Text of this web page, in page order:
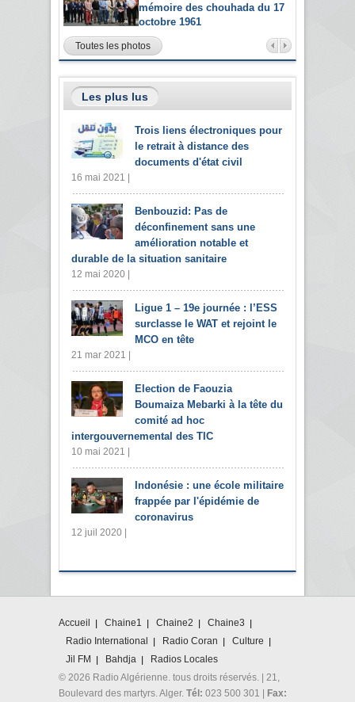
mémoire des chouhada du 17
octobre 1961
Toutes les photos
Les plus lus
Trois liens électroniques pour
le retrait à distance des
documents d'état civil
16 mai 2021 |
Benbouzid: Pas de
déconfinement sans une
amélioration notable et
durable de la situation sanitaire
12 mai 2020 |
Ligue 1 – 19e journée : l’ESS
surclasse le WAT et rejoint le
MCO en tête
21 mar 2021 |
Election de Faouzia
Boumaiza Mebarki à la tête du
comité ad hoc
intergouvernemental des TIC
10 mai 2021 |
Indonésie : une école militaire
frappée par l'épidémie de
coronavirus
12 juil 2020 |
Accueil Chaine1 Chaine2
Chaine3
Radio International
Radio Coran
Culture
Jil FM
Bahdja
Radios Locales
© 2026 Radio Algérienne. tous droits réservés. | 21,
Boulevard des martyrs. Alger. Tél: 023 500 301 | Fax: